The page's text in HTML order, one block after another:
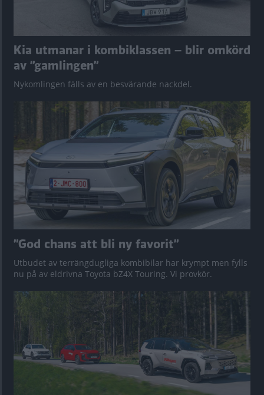
Kia utmanar i kombiklassen – blir omkörd
av ”gamlingen”
Nykomlingen fälls av en besvärande nackdel.
”God chans att bli ny favorit”
Utbudet av terrängdugliga kombibilar har krympt men fylls
nu på av eldrivna Toyota bZ4X Touring. Vi provkör.